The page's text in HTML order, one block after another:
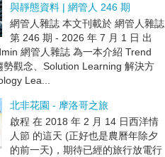
與靜態資料 | 網管人 246 期
網管人雜誌 本文刊載於 網管人雜誌
第 246 期 - 2026 年 7 月 1 日 出
網管人雜誌 為一本介紹 Trend
勢觀念、Solution Learning 解決方
Lea...
北非花園 - 摩洛哥之旅
啟程 在 2018 年 2 月 14 日西洋情
人節 的這天 (正好也是農曆年除夕
的前一天)，期待已經的旅行放電行